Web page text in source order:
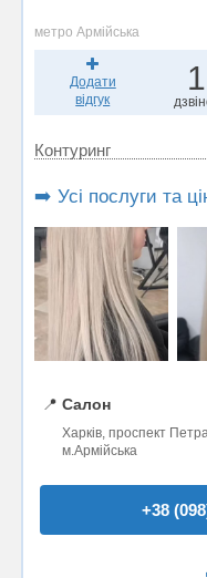
метро Армійська
Додати
відгук
1
Контуринг
➡️ Усі послуги та
📍 Салон
Харків, проспект
м.Армійська
+38